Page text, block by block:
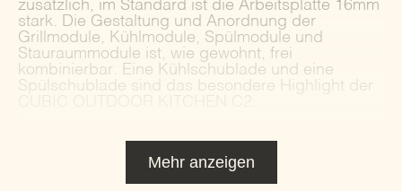
zusätzlich, im Standard ist die Arbeitsplatte 16mm
stark. Die Gestaltung und Anordnung der
Grillmodule, Kühlmodule, Spülmodule und
Stauraummodule ist, wie gewohnt, frei
kombinierbar. Eine Kühlschublade und eine
Spülschublade sind das besondere Highlight der
Mehr anzeigen